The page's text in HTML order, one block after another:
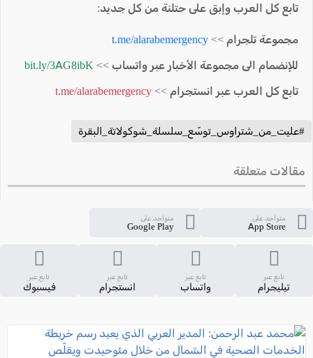
تابع كل العرب وإبق على حتلنة من كل جديد:
مجموعة تلجرام >> t.me/alarabemergency
للإنضمام الى مجموعة الأخبار عبر واتساب >> bit.ly/3AG8ibK
تابع كل العرب عبر انستجرام >> t.me/alarabemergency
#عليت_من_شتراوس_توسّع_سلسلة_شوكولاتة_البقرة
مقالات متعلقة
متواجد على
App Store
متواجد على
Google Play
تابع عبر
تيليجرام
تابع عبر
واتساب
تابع عبر
انستجرام
تابع عبر
فيسبوك